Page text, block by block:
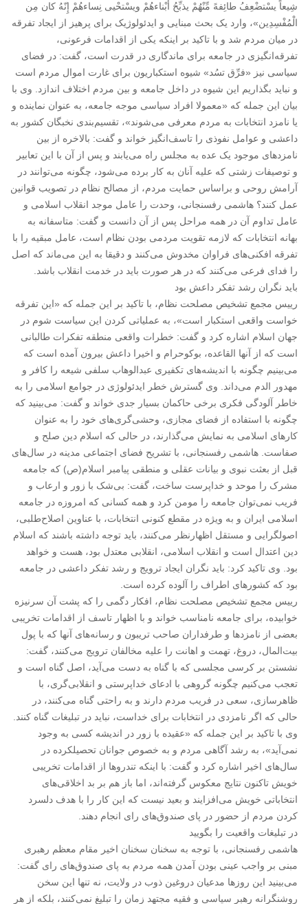
شِیعاً یسْتضْعِفُ طائِفهً مِّنْهُمْ یذبِّحُ أبْناءهُمْ ویسْتحْیی نِساءهُمْ إِنّهُ کان مِن
الْمُفْسِدِین»، وارد یک بحث مبنایی و ایدئولوژیک برای پرهیز از ایجاد تفرقه
در میان مردم شد و با تاکید بر اینکه یکی از اقدامات فرعونی،
تفرقه‌انگیزی در جامعه برای ماندگاری در قدرت است، گفت: در فضای
سیاسی نیز «فرِّق تسُد» شیوه استکباریون برای غارت اموال مردم است
و نباید بگذاریم این شیوه در داخل جامعه و بین مردم اختلاف اندازد. وی با
بیان این جمله که «معمولا افراد سیاسی موجه جامعه، به عنوان نماینده و
یا نامزد انتخابات به مردم معرفی می‌شوند»، تقسیم‌بندی نخبگان کشور به
داعشی‌ و عوامل نفوذی را تاسف‌انگیز خواند و گفت: بالاخره از بین
نامزدهای موجود یک عده به مجلس راه می‌یابند و پس از آن با این تعابیر
و توصیفات زشتی که علیه آنان به کار برده می‌شود، چگونه می‌توانند در
آرامش روحی و براساس حمایت مردم، از مصالح نظام در تصویب قوانین
عمل کنند؟ هاشمی رفسنجانی، وحدت را عامل موجد انقلاب اسلامی و
عامل تداوم آن در همه مراحل پس از آن دانست و گفت: متاسفانه به
بهانه انتخابات که لازمه تقویت مردمی بودن نظام است، عامل مبقیه را با
تفرقه افکنی‌های فراوان مخدوش می‌کنند و دقیقا به این می‌ماند که اصل
را فدای فرعی می‌کنند که در هر صورت باید در خدمت انقلاب باشد.
باید نگران رشد تفکر داعش بود
رییس مجمع تشخیص مصلحت نظام، با تاکید بر این جمله که «این تفرقه
خواست واقعی استکبار است»، به عملیاتی کردن این سیاست شوم در
جهان اسلام اشاره کرد و گفت: خطرات واقعی منطقه تفکرات طالبانی
است که از آنها القاعده، بوکوحرام و اخیرا داعش بیرون آمده است که
می‌بینیم چگونه با اندیشه‌های تکفیری عبدالوهاب سلفی شیعه را کافر و
مهدور الدم می‌داند. وی گسترش خطر ایدئولوژی در جوامع اسلامی را به
خاطر آلودگی فکری برخی حاکمان بسیار جدی خواند و گفت: می‌بینید که
چگونه با استفاده از فضای مجازی، وحشی‌گری‌های خود را به عنوان
کارهای اسلامی به نمایش می‌گذارند، در حالی که اسلام دین صلح و
صفاست. هاشمی رفسنجانی، با تشریح فضای اجتماعی مدینه در سال‌های
قبل از بعثت نبوی و بیانات عقلی و منطقی پیامبر اسلام(ص) که جامعه
مشرک را موحد و خداپرست ساخت، گفت: بی‌شک با زور و ارعاب و
فریب نمی‌توان جامعه را مومن کرد و همه کسانی که امروزه در جامعه
اسلامی ایران و به ویژه در مقطع کنونی انتخابات، با عناوین اصلاح‌طلبی،
اصولگرایی و مستقل اظهارنظر می‌کنند، باید توجه داشته باشند که اسلام
دین اعتدال است و انقلاب اسلامی، انقلابی معتدل بود، هست و خواهد
بود. وی تاکید کرد: باید نگران ایجاد ترویج و رشد تفکر داعشی در جامعه
بود که کشورهای اطراف را آلوده کرده است.
رییس مجمع تشخیص مصلحت نظام، افکار دگمی را که پشت آن سرنیزه
خوابیده، برای جامعه نامناسب خواند و با اظهار تاسف از اقدامات تخریبی
بعضی از نامزدها و طرفداران صاحب تریبون و رسانه‌های آنها که با پول
بیت‌المال، دروغ، تهمت و اهانت را علیه مخالفان ترویج می‌کنند، گفت:
نشستن بر کرسی مجلسی که با گناه به دست می‌آید، اصل گناه است و
تعجب می‌کنیم چگونه گروهی با ادعای خداپرستی و انقلابی‌گری، با
ظاهرسازی، سعی در فریب مردم دارند و به راحتی گناه می‌کنند، در
حالی که اگر نامزدی در انتخابات برای خداست، نباید در تبلیغات گناه کنند.
وی با تاکید بر این جمله که «عقیده با زور در اندیشه کسی به وجود
نمی‌آید»، به رشد آگاهی مردم و به خصوص جوانان تحصیلکرده در
سال‌های اخیر اشاره کرد و گفت: با اینکه تندروها از اقدامات تخریبی
خویش تاکنون نتایج معکوس گرفته‌اند، اما باز هم بر بد اخلاقی‌های
انتخاباتی خویش می‌افزایند و بعید نیست که این کار را با هدف دلسرد
کردن مردم از حضور در پای صندوق‌های رای انجام دهند.
در تبلیغات واقعیت را بگویید
هاشمی رفسنجانی، با توجه به سخنان سخنان اخیر مقام معظم رهبری
مبنی بر واجب عینی بودن آمدن همه مردم به پای صندوق‌های رای گفت:
می‌بینید این روزها مدعیان دروغین ذوب در ولایت، نه تنها این سخن
روشنگرانه رهبر سیاسی و فقیه مجتهد زمان را تبلیغ نمی‌کنند، بلکه از هر